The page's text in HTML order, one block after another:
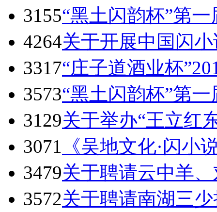
3155“黑土闪韵杯”第
4264关于开展中国闪
3317“庄子道酒业杯
3573“黑土闪韵杯”第
3129关于举办“王立红
3071
《吴地文化·闪小
3479关于聘请云中羊
3572关于聘请南湖三